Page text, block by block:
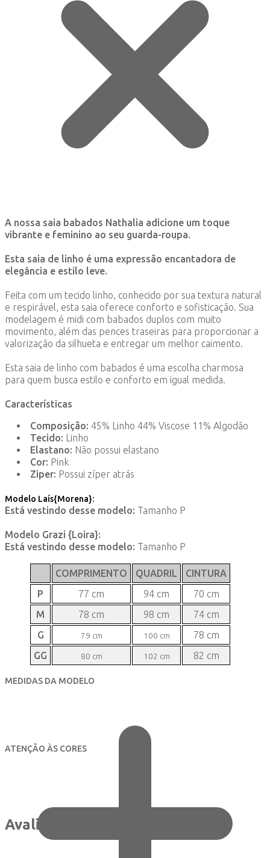
A nossa saia babados Nathalia adicione um toque
vibrante e feminino ao seu guarda-roupa.
Esta saia de linho é uma expressão encantadora de
elegância e estilo leve.
Feita com um tecido linho, conhecido por sua textura natural
e respirável, esta saia oferece conforto e sofisticação. Sua
modelagem é midi com babados duplos com muito
movimento, além das pences traseiras para proporcionar a
valorização da silhueta e entregar um melhor caimento.
Esta saia de linho com babados é uma escolha charmosa
para quem busca estilo e conforto em igual medida.
Características
Composição: 45% Linho 44% Viscose 11% Algodão
Tecido: Linho
Elastano: Não possui elastano
Cor: Pink
Ziper: Possui zíper atrás
Modelo Laís{Morena}:
Está vestindo desse modelo: Tamanho P
Modelo Grazi {Loira}:
Está vestindo desse modelo: Tamanho P
COMPRIMENTO QUADRIL
CINTURA
P
77 cm 94 cm
70 cm
M
78 cm 98 cm
74 cm
G
79 cm 100 cm
78 cm
GG
80 cm 102 cm 82 cm
MEDIDAS DA MODELO
ATENÇÃO ÀS CORES
Avaliações de clientes